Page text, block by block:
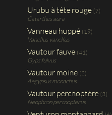
Urubu à tête rouge (7)
Catarthes aura
Vanneau huppé (19)
Vanellus vanellus
Vautour fauve (41)
Gyps fulvus
Vautour moine (2)
Aegypsus monachus
Vautour percnoptère (3)
Neophron percnopterus